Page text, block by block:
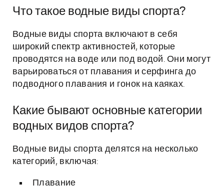
Что такое водные виды спорта?
Водные виды спорта включают в себя
широкий спектр активностей, которые
проводятся на воде или под водой. Они могут
варьироваться от плавания и серфинга до
подводного плавания и гонок на каяках.
Какие бывают основные категории
водных видов спорта?
Водные виды спорта делятся на несколько
категорий, включая:
Плавание